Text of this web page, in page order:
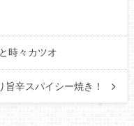
時々カツオ
辛スパイシー焼き！